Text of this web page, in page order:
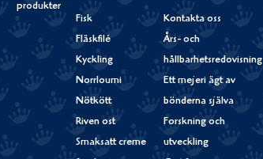
produkter
Fisk
Fläskfilé
Kyckling
Norrloumi
Nötkött
Riven ost
Smaksatt creme
Kontakta oss
Års- och
hållbarhetsredovisning
Ett mejeri ägt av
bönderna själva
Forskning och
utveckling